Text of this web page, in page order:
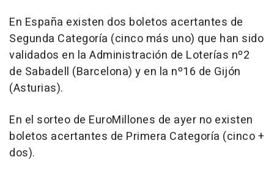
En España existen dos boletos acertantes de
Segunda Categoría (cinco más uno) que han sido
validados en la Administración de Loterías nº2
de Sabadell (Barcelona) y en la nº16 de Gijón
(Asturias).
En el sorteo de EuroMillones de ayer no existen
boletos acertantes de Primera Categoría (cinco +
dos).